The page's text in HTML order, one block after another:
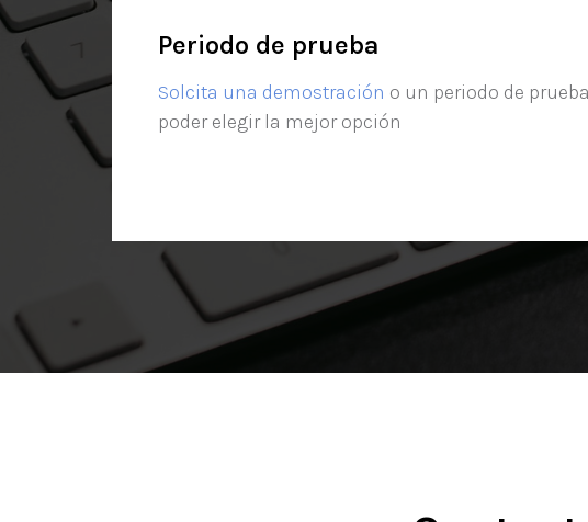
Periodo de prueba
Solcita una demostración o un periodo de
poder elegir la mejor opción